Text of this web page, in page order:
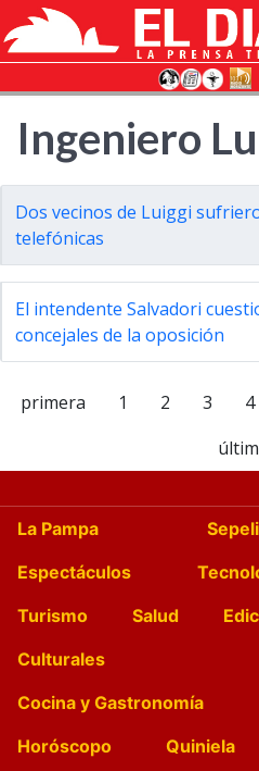
Ingeniero
Dos vecinos de Luiggi
telefónicas
El intendente Salvadori
concejales de la oposición
primera 1 2 3 4
La Pampa
Espectáculos
Turismo
Salud
Culturales
Cocina y Gastronomía
Horóscopo
Quiniela